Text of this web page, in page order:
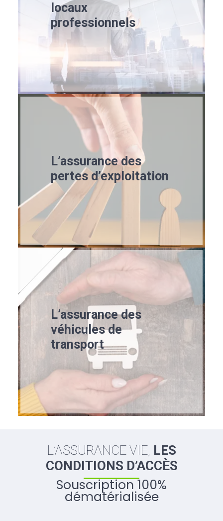
locaux
professionnels
L’assurance des
pertes d’exploitation
L’assurance des
véhicules de
transport
L’ASSURANCE VIE, LES
CONDITIONS D’ACCÈS
Souscription 100%
dématérialisée